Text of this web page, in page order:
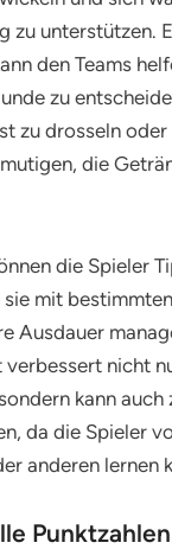
zu unterstützen.
den Teams
zu
zu drosseln oder
die
die Spieler
mit
Ausdauer
verbessert nicht
kann auch
da die Spieler
anderen lernen